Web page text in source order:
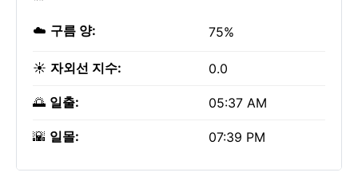
☁️ 구름 양: 75%
☀️ 자외선 지수: 0.0
🌅 일출: 05:37 AM
🌇 일몰: 07:39 PM